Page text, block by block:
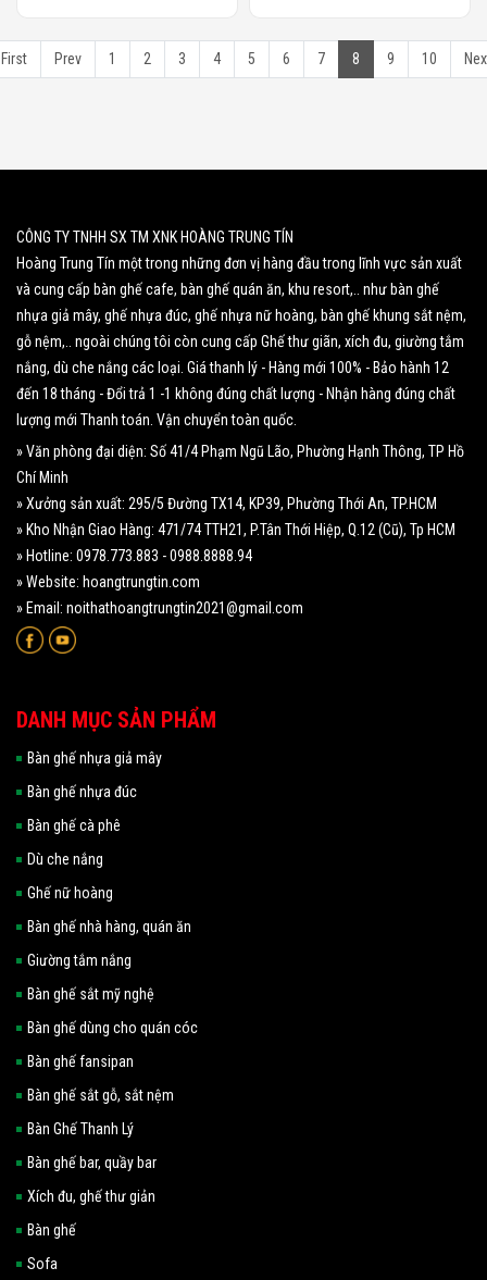
First Prev 1 2 3 4 5 6 7 8 9 10
CÔNG TY TNHH SX TM XNK HOÀNG TRUNG TÍN
Hoàng Trung Tín một trong những đơn vị hàng đầu trong lĩnh vực sản xuất
và cung cấp bàn ghế cafe, bàn ghế quán ăn, khu resort,.. như bàn ghế
nhựa giả mây, ghế nhựa đúc, ghế nhựa nữ hoàng, bàn ghế khung sắt nệm,
gỗ nệm,.. ngoài chúng tôi còn cung cấp Ghế thư giãn, xích đu, giường tắm
nắng, dù che nắng các loại. Giá thanh lý - Hàng mới 100% - Bảo hành 12
đến 18 tháng - Đổi trả 1 -1 không đúng chất lượng - Nhận hàng đúng chất
lượng mới Thanh toán. Vận chuyển toàn quốc.
» Văn phòng đại diện: Số 41/4 Phạm Ngũ Lão, Phường Hạnh Thông, TP Hồ
Chí Minh
» Xưởng sản xuất: 295/5 Đường TX14, KP39, Phường Thới An, TP.HCM
» Kho Nhận Giao Hàng: 471/74 TTH21, P.Tân Thới Hiệp, Q.12 (Cũ), Tp HCM
» Hotline: 0978.773.883 - 0988.8888.94
» Website: hoangtrungtin.com
» Email: noithathoangtrungtin2021@gmail.com
DANH MỤC SẢN PHẨM
Bàn ghế nhựa giả mây
Bàn ghế nhựa đúc
Bàn ghế cà phê
Dù che nắng
Ghế nữ hoàng
Bàn ghế nhà hàng, quán ăn
Giường tắm nắng
Bàn ghế sắt mỹ nghệ
Bàn ghế dùng cho quán cóc
Bàn ghế fansipan
Bàn ghế sắt gỗ, sắt nệm
Bàn Ghế Thanh Lý
Bàn ghế bar, quầy bar
Xích đu, ghế thư giản
Bàn ghế
Sofa